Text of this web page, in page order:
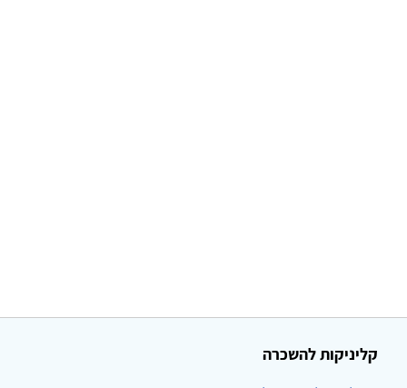
קליניקות להשכרה